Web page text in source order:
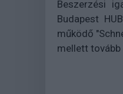
Beszerzési
Budapest
működő
mellett tovább